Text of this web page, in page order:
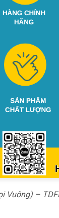
Vuông) –